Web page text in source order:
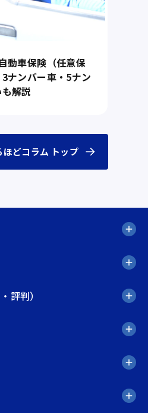
動車保険（任意保
ナンバー車・5ナン
解説
ほどコラム トップ
評判）